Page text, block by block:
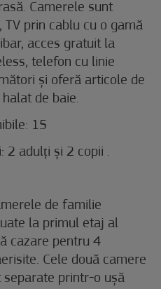
Camerele sunt
prin cablu cu o gamă
acces gratuit la
telefon cu linie
și oferă articole de
de baie.
15
2 adulți și 2 copii .
de familie
la primul etaj al
cazare pentru 4
Cele două camere
printr-o ușă